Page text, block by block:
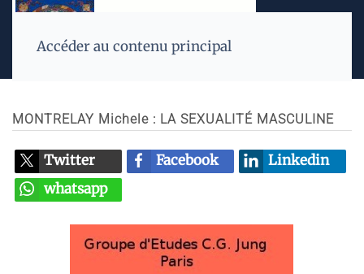
Accéder au contenu principal
MONTRELAY Michele : LA SEXUALITÉ MASCULINE
Twitter Facebook
Linkedin
whatsapp